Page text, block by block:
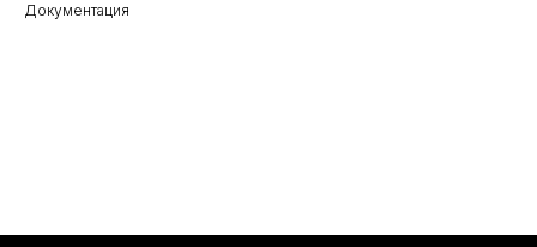
Документация